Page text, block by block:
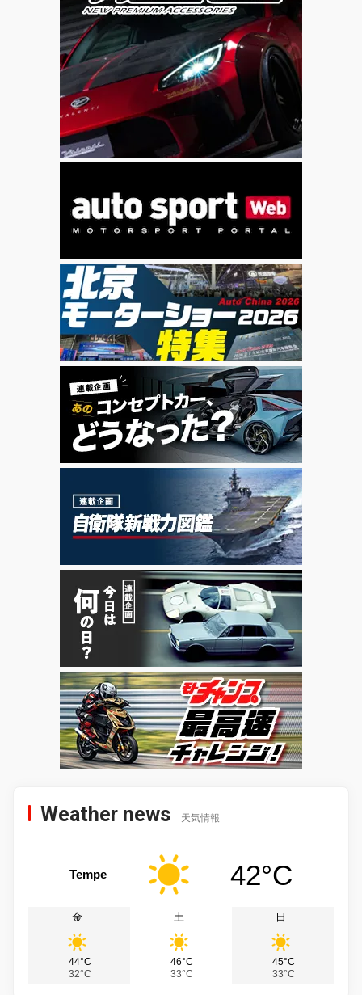
Weather news 天気情報
Tempe 42°C
金
44°C
32°C
土
46°C
33°C
日
45°C
33°C